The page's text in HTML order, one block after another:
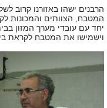
הרבנים ישהו באזורנו קרוב
המטבח, הצוותים והמכונות
יחד עם עובדי מערך המזון
וישמישו את המטבח לקראת